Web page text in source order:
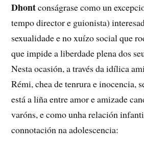
Dhontconságrase como un
tempo director e guionista)
sexualidade e no xuízo social que
que impide a liberdade plena dos
Nesta ocasión, a través da idílica
Rémi, chea de tenrura e inocencia,
está a liña entre amor e amizade
varóns, e como unha relación
connotación na adolescencia: